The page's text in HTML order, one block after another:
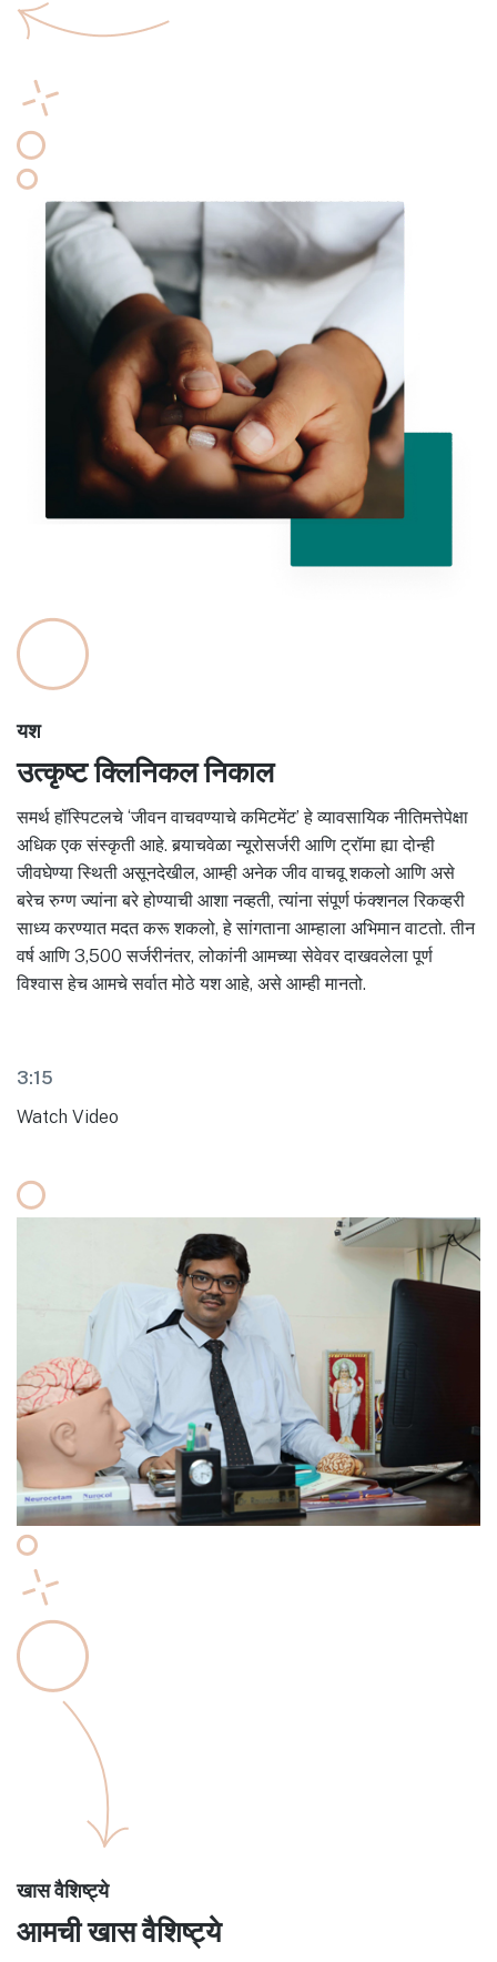
यश
उत्कृष्ट क्लिनिकल निकाल
समर्थ हॉस्पिटलचे ‘जीवन वाचवण्याचे कमिटमेंट’ हे व्यावसायिक नीतिमत्तेपेक्षा
अधिक एक संस्कृती आहे. बर्‍याचवेळा न्यूरोसर्जरी आणि ट्रॉमा ह्या दोन्ही
जीवघेण्या स्थिती असूनदेखील, आम्ही अनेक जीव वाचवू शकलो आणि असे
बरेच रुग्ण ज्यांना बरे होण्याची आशा नव्हती, त्यांना संपूर्ण फंक्शनल रिकव्हरी
साध्य करण्यात मदत करू शकलो, हे सांगताना आम्हाला अभिमान वाटतो. तीन
वर्ष आणि 3,500 सर्जरीनंतर, लोकांनी आमच्या सेवेवर दाखवलेला पूर्ण
विश्वास हेच आमचे सर्वात मोठे यश आहे, असे आम्ही मानतो.
3:15
Watch Video
खास वैशिष्ट्ये
आमची खास वैशिष्ट्ये